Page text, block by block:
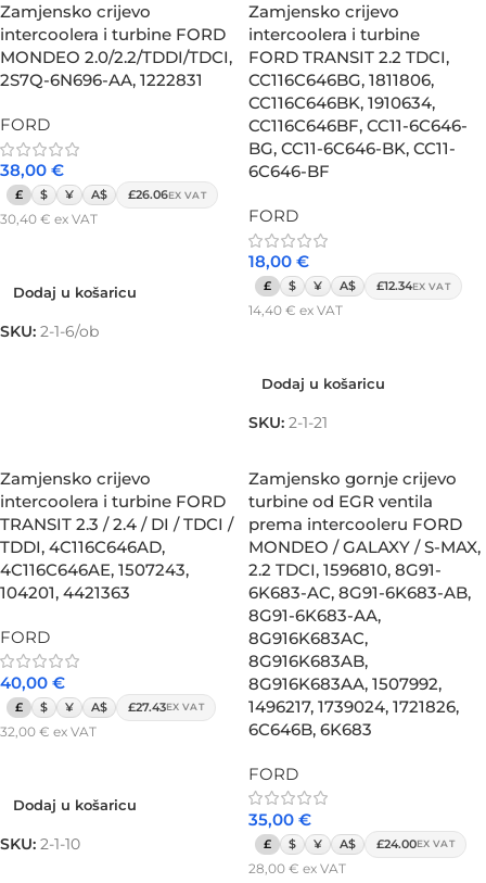
Zamjensko crijevo
intercoolera i turbine FORD
MONDEO 2.0/2.2/TDDI/TDCI,
2S7Q-6N696-AA, 1222831
FORD
38,00 €
£ $ ¥ A$ £26.06EX VAT
30,40 € ex VAT
Dodaj u košaricu
SKU: 2-1-6/ob
Zamjensko crijevo
intercoolera i turbine
FORD TRANSIT 2.2 TDCI,
CC116C646BG, 1811806,
CC116C646BK, 1910634,
CC116C646BF, CC11-6C646-
BG, CC11-6C646-BK, CC11-
6C646-BF
FORD
18,00 €
£ $ ¥ A$ £12.34EX VAT
14,40 € ex VAT
Dodaj u košaricu
SKU: 2-1-21
Zamjensko crijevo
intercoolera i turbine FORD
TRANSIT 2.3 / 2.4 / DI / TDCI /
TDDI, 4C116C646AD,
4C116C646AE, 1507243,
104201, 4421363
FORD
40,00 €
£ $ ¥ A$ £27.43EX VAT
32,00 € ex VAT
Dodaj u košaricu
SKU: 2-1-10
Zamjensko gornje crijevo
turbine od EGR ventila
prema intercooleru FORD
MONDEO / GALAXY / S-MAX,
2.2 TDCI, 1596810, 8G91-
6K683-AC, 8G91-6K683-AB,
8G91-6K683-AA,
8G916K683AC,
8G916K683AB,
8G916K683AA, 1507992,
1496217, 1739024, 1721826,
6C646B, 6K683
FORD
35,00 €
£ $ ¥ A$ £24.00EX VAT
28,00 € ex VAT